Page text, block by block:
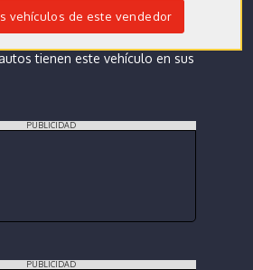
vehículos de este vendedor
tienen este vehículo en sus
PUBLICIDAD
PUBLICIDAD